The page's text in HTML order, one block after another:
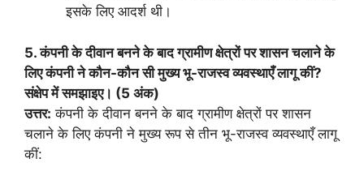
इसके लिए आदर्श थी।
5. कंपनी के दीवान बनने के बाद ग्रामीण क्षेत्रों पर शासन चलाने के
लिए कंपनी ने कौन-कौन सी मुख्य भू-राजस्व व्यवस्थाएँ लागू कीं?
संक्षेप में समझाइए। (5 अंक)
उत्तर: कंपनी के दीवान बनने के बाद ग्रामीण क्षेत्रों पर शासन
चलाने के लिए कंपनी ने मुख्य रूप से तीन भू-राजस्व व्यवस्थाएँ लागू
कीं: